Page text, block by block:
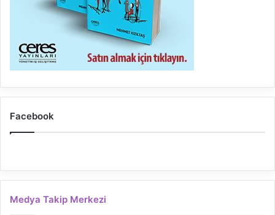
Facebook
Medya Takip Merkezi